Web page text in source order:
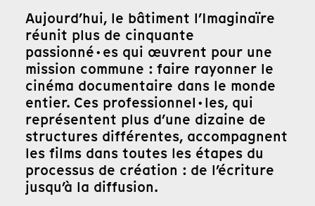
Aujourd’hui, le bâtiment l’Imaginaïre
réunit plus de cinquante
passionné·es qui œuvrent pour une
mission commune : faire rayonner le
cinéma documentaire dans le monde
entier. Ces professionnel·les, qui
représentent plus d’une dizaine de
structures différentes, accompagnent
les films dans toutes les étapes du
processus de création : de l’écriture
jusqu’à la diffusion.